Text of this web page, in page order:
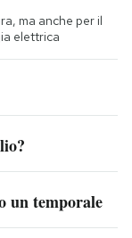
ma anche per il
elettrica
un temporale